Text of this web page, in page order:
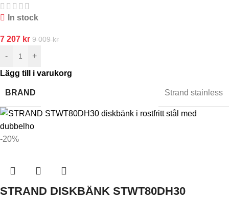
In stock
7 207 kr 9 009kr
-
+
Lägg till i varukorg
BRAND Strand stainless
-20%
STRAND DISKBÄNK STWT80DH30